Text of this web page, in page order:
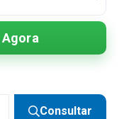
Consultar